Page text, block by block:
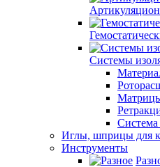
Системы
Иглы, шприцы для
Инструменты